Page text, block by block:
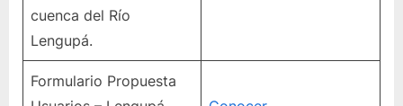
cuenca del Río
Lengupá.
Formulario Propuesta